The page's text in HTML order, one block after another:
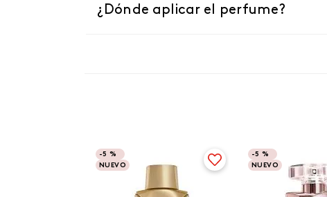
¿Dónde aplicar el perfume?
-5 %
NUEVO
-5 %
NUEVO